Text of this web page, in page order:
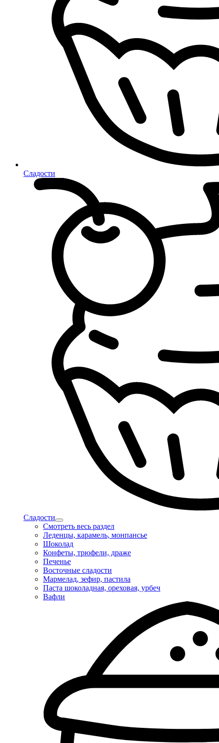
Сладости
Сладости
Смотреть весь раздел
Леденцы, карамель, монпансье
Шоколад
Конфеты, трюфели, драже
Печенье
Восточные сладости
Мармелад, зефир, пастила
Паста шоколадная, ореховая, урбеч
Вафли